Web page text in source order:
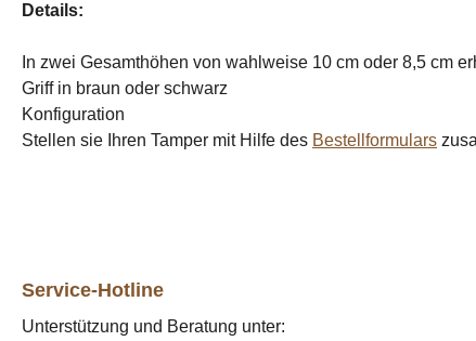
Details:
In zwei Gesamthöhen von wahlweise 10 cm oder 8,5 cm
Griff in braun oder schwarz
Konfiguration
Stellen sie Ihren Tamper mit Hilfe des Bestellformulars
Service-Hotline
Unterstützung und Beratung unter: